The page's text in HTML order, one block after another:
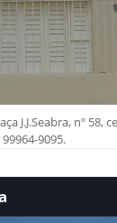
J.J.Seabra, nº 58,
9095.